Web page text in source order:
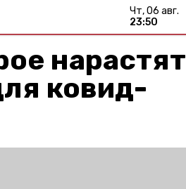
чт, 06 авг.
23:50
нарастят
ковид-